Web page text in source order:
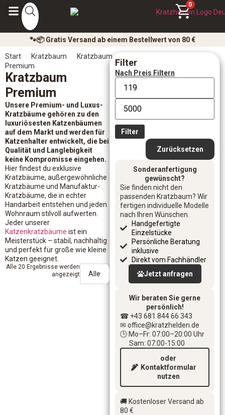
0
🐾📦 Gratis Versand ab einem Bestellwert von 80 €
Filter
Nach Preis Filtern
Filter
Zurücksetzen
Sonderanfertigung
gewünscht?
Sie finden nicht den
passenden Kratzbaum? Wir
fertigen individuelle Modelle
nach Ihren Wünschen.
Handgefertigte
Einzelstücke
Persönliche Beratung
inklusive
Direkt vom Fachhändler
Jetzt anfragen
Wir beraten Sie gerne
persönlich!
☎ +43 681 844 66 343
✉ office@kratzhelden.de
🕒 Mo–Fr: 07:00–20:00 Uhr
Sam: 07:00-15:00
oder
Kontaktformular
nutzen
🚚 Kostenloser Versand ab
80 €
Start Kratzbaum
Kratzbaum
Premium
Kratzbaum
Premium
Unsere Premium- und Luxus-
Kratzbäume gehören zu den
luxuriösesten Katzenbäumen
auf dem Markt und werden für
Katzenhalter entwickelt, die bei
Qualität und Langlebigkeit
keine Kompromisse eingehen.
Hier findest du exklusive
Kratzbäume, außergewöhnliche
Kratzbäume und Manufaktur-
Kratzbäume, die in echter
Handarbeit entstehen und jeden
Wohnraum stilvoll aufwerten.
Jeder unserer
Katzenkratzbäume ist ein
Meisterstück – stabil, nachhaltig
und perfekt für große wie kleine
Katzen geeignet.
Alle 20 Ergebnisse werden
angezeigt